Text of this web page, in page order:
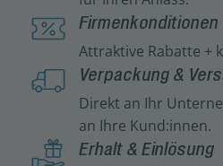
Firmenkonditionen
Attraktive Rabatte +
Verpackung &
Direkt an Ihr
an Ihre Kund:innen.
Erhalt & Einlösung